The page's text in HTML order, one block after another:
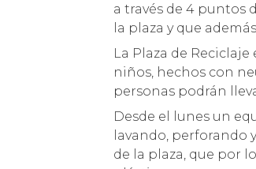
a través de 4 puntos
la plaza y que
La Plaza de
niños, hechos con
personas podrán
Desde el lunes un
lavando, perforando
de la plaza, que por